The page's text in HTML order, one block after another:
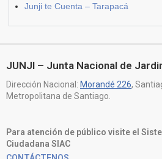
Junji te Cuenta – Tarapacá
JUNJI – Junta Nacional de
Dirección Nacional: Morandé 226,
Metropolitana de Santiago.
Para atención de público visite el
Ciudadana SIAC